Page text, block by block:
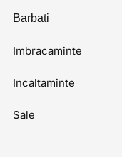
Barbati
Imbracaminte
Incaltaminte
Sale